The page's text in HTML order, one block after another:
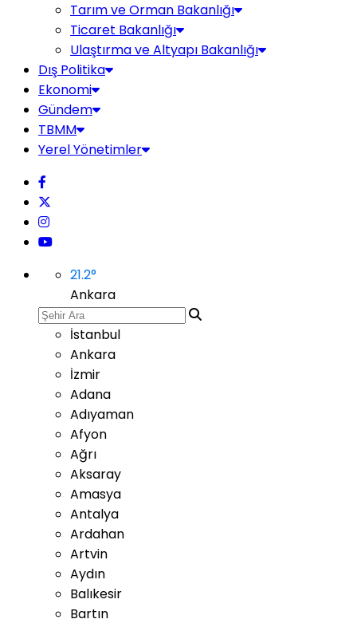
Tarım ve Orman Bakanlığı
Ticaret Bakanlığı
Ulaştırma ve Altyapı Bakanlığı
Dış Politika
Ekonomi
Gündem
TBMM
Yerel Yönetimler
21.2°
Ankara
İstanbul
Ankara
İzmir
Adana
Adıyaman
Afyon
Ağrı
Aksaray
Amasya
Antalya
Ardahan
Artvin
Aydın
Balıkesir
Bartın